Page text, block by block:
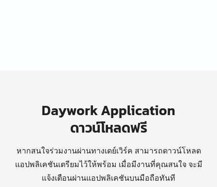
Daywork Application
ดาวน์โหลดฟรี
หากสนใจร่วมงานผ่านทางเดย์เวิร์ค สามารถดาวน์โหลด
แอปพลิเคชันเตรียมไว้ให้พร้อม เมื่อมีงานที่คุณสนใจ จะมี
แจ้งเตือนผ่านแอปพลิเคชันบนมือถือทันที